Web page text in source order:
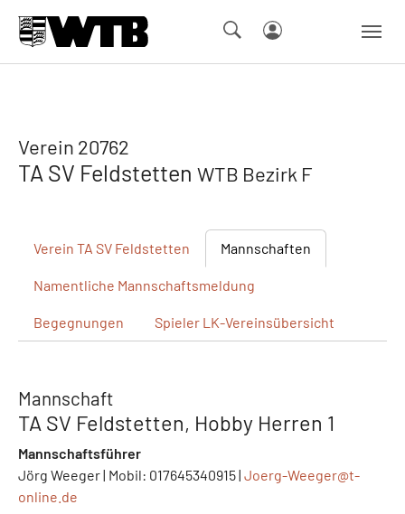
Verein 20762
TA SV Feldstetten WTB Bezirk F
Verein TA SV Feldstetten Mannschaften
Namentliche Mannschaftsmeldung
Begegnungen Spieler LK-Vereinsübersicht
Mannschaft
TA SV Feldstetten, Hobby Herren 1
Mannschaftsführer
Jörg Weeger | Mobil: 017645340915 | Joerg-Weeger@t-
online.de